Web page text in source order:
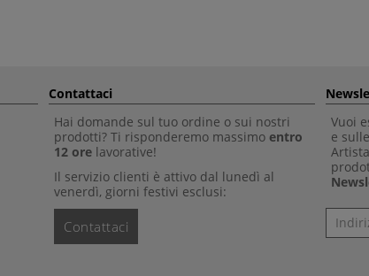
Contattaci
Hai domande sul tuo ordine o sui nostri
prodotti? Ti risponderemo massimo entro
12 ore lavorative!
Il servizio clienti è attivo dal lunedì al
venerdì, giorni festivi esclusi:
Contattaci
Vuoi
e